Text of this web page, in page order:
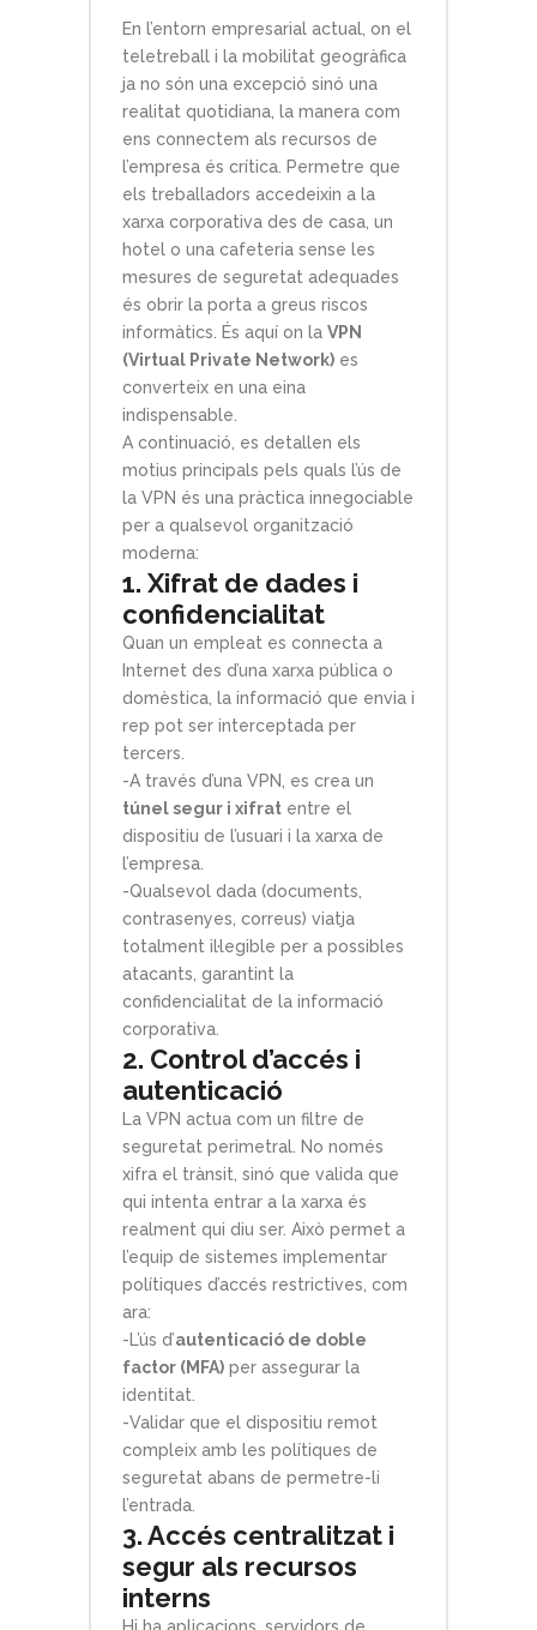
En l’entorn empresarial actual, on el
teletreball i la mobilitat geogràfica
ja no són una excepció sinó una
realitat quotidiana, la manera com
ens connectem als recursos de
l’empresa és crítica. Permetre que
els treballadors accedeixin a la
xarxa corporativa des de casa, un
hotel o una cafeteria sense les
mesures de seguretat adequades
és obrir la porta a greus riscos
informàtics. És aquí on la VPN
(Virtual Private Network) es
converteix en una eina
indispensable.
A continuació, es detallen els
motius principals pels quals l’ús de
la VPN és una pràctica innegociable
per a qualsevol organització
moderna:
1. Xifrat de dades i
confidencialitat
Quan un empleat es connecta a
Internet des d’una xarxa pública o
domèstica, la informació que envia i
rep pot ser interceptada per
tercers.
-A través d’una VPN, es crea un
túnel segur i xifrat entre el
dispositiu de l’usuari i la xarxa de
l’empresa.
-Qualsevol dada (documents,
contrasenyes, correus) viatja
totalment il·legible per a possibles
atacants, garantint la
confidencialitat de la informació
corporativa.
2. Control d’accés i
autenticació
La VPN actua com un filtre de
seguretat perimetral. No només
xifra el trànsit, sinó que valida que
qui intenta entrar a la xarxa és
realment qui diu ser. Això permet a
l’equip de sistemes implementar
polítiques d’accés restrictives, com
ara:
-L’ús d’autenticació de doble
factor (MFA) per assegurar la
identitat.
-Validar que el dispositiu remot
compleix amb les polítiques de
seguretat abans de permetre-li
l’entrada.
3. Accés centralitzat i
segur als recursos
interns
Hi ha aplicacions, servidors de